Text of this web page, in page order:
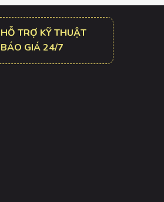
HỖ TRỢ KỸ THUẬT
BÁO GIÁ 24/7